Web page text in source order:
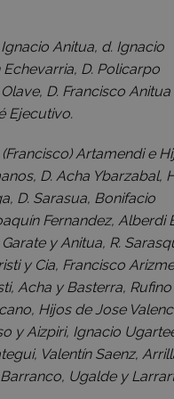
Anitua, d. Ignacio
D. Policarpo
D. Francisco Anitua
Ejecutivo.
Artamendi e
D. Acha Ybarzabal,
D. Sarasua, Bonifacio
Fernandez, Alberdi
y Anitua, R.
y Cia, Francisco
Acha y Basterra, Rufino
Hijos de Jose
y Aizpiri, Ignacio
Valentín Saenz,
Ugalde y